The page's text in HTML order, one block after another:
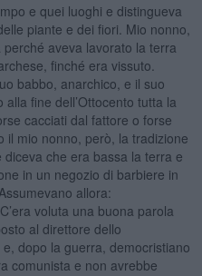
e quei luoghi e distingueva
piante e dei fiori. Mio nonno,
aveva lavorato la terra
finché era vissuto.
babbo, anarchico, e il suo
fine dell’Ottocento tutta la
cacciati dal fattore o forse
il mio nonno, però, la tradizione
che era bassa la terra e
in un negozio di barbiere in
allora:
voluta una buona parola
al direttore dello
dopo la guerra, democristiano
comunista e non avrebbe